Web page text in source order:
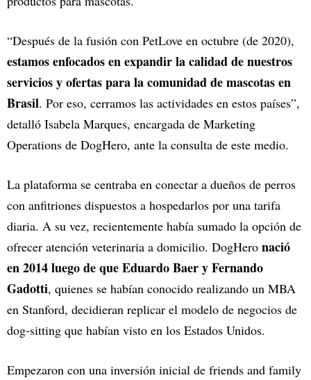
“Después de la fusión con PetLove en octubre (de 2020),
estamos enfocados en expandir la calidad de nuestros
servicios y ofertas para la comunidad de mascotas en
Brasil. Por eso, cerramos las actividades en estos países”,
detalló Isabela Marques, encargada de Marketing
Operations de DogHero, ante la consulta de este medio.
La plataforma se centraba en conectar a dueños de perros
con anfitriones dispuestos a hospedarlos por una tarifa
diaria. A su vez, recientemente había sumado la opción de
ofrecer atención veterinaria a domicilio. DogHero nació
en 2014 luego de que Eduardo Baer y Fernando
Gadotti, quienes se habían conocido realizando un MBA
en Stanford, decidieran replicar el modelo de negocios de
dog-sitting que habían visto en los Estados Unidos.
Empezaron con una inversión inicial de friends and family